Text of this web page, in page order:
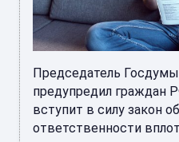
Председатель
предупредил граждан
вступит в силу закон
ответственности